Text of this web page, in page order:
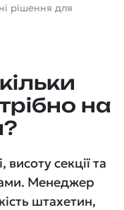
рішення для
на
секції та
Менеджер
штахетин,